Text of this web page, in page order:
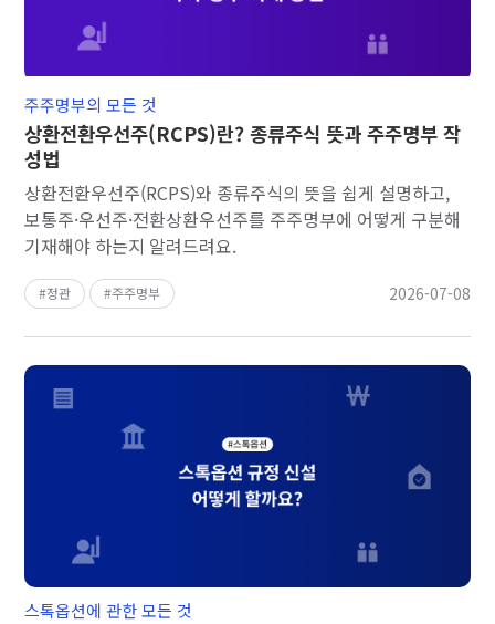
상환전환우선주(RCPS)란? 종류주식 뜻과 주주명부 작
성법
상환전환우선주(RCPS)와 종류주식의 뜻을 쉽게 설명하고,
보통주·우선주·전환상환우선주를 주주명부에 어떻게 구분해
기재해야 하는지 알려드려요.
주주명부의 모든 것
정관 주주명부 2026-07-08
스톡옵션에 관한 모든 것